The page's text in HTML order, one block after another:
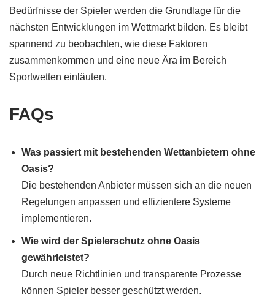
Bedürfnisse der Spieler werden die Grundlage für die
nächsten Entwicklungen im Wettmarkt bilden. Es bleibt
spannend zu beobachten, wie diese Faktoren
zusammenkommen und eine neue Ära im Bereich
Sportwetten einläuten.
FAQs
Was passiert mit bestehenden Wettanbietern ohne
Oasis?
Die bestehenden Anbieter müssen sich an die neuen
Regelungen anpassen und effizientere Systeme
implementieren.
Wie wird der Spielerschutz ohne Oasis
gewährleistet?
Durch neue Richtlinien und transparente Prozesse
können Spieler besser geschützt werden.